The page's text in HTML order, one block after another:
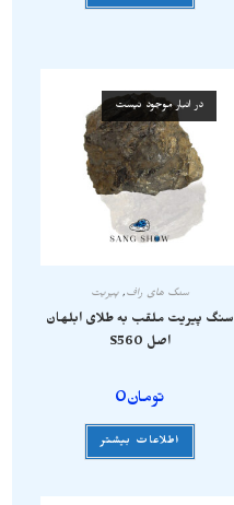
در انبار موجود نیست
سنگ های راف,پیریت
سنگ پیریت ملقب به طلای ابلهان
اصل S560
تومان0
اطلاعات بیشتر